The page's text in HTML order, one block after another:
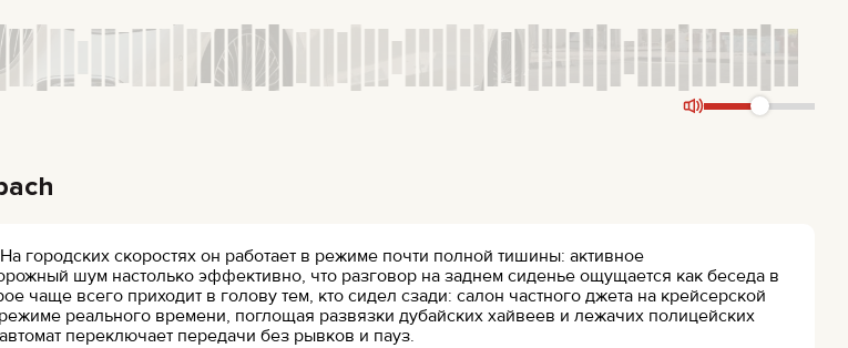
городских скоростях он работает в режиме почти полной тишины: активное
шум настолько эффективно, что разговор на заднем сиденье ощущается как беседа в
всего приходит в голову тем, кто сидел сзади: салон частного джета на крейсерской
реального времени, поглощая развязки дубайских хайвеев и лежачих полицейских
переключает передачи без рывков и пауз.